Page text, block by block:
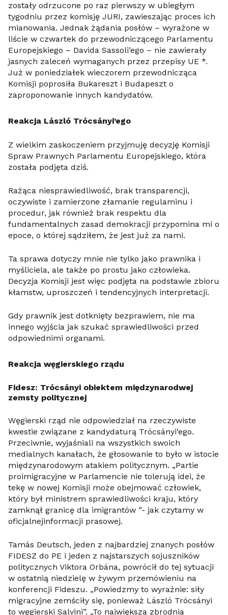
zostały odrzucone po raz pierwszy w ubiegłym
tygodniu przez komisję JURI, zawieszając proces ich
mianowania. Jednak żądania posłów – wyrażone w
liście w czwartek do przewodniczącego Parlamentu
Europejskiego – Davida Sassoli’ego – nie zawierały
jasnych zaleceń wymaganych przez przepisy UE *.
Już w poniedziałek wieczorem przewodnicząca
Komisji poprosiła Bukareszt i Budapeszt o
zaproponowanie innych kandydatów.
Reakcja László Trócsányi’ego
Z wielkim zaskoczeniem przyjmuję decyzję Komisji
Spraw Prawnych Parlamentu Europejskiego, która
została podjęta dziś.
Rażąca niesprawiedliwość, brak transparencji,
oczywiste i zamierzone złamanie regulaminu i
procedur, jak również brak respektu dla
fundamentalnych zasad demokracji przypomina mi o
epoce, o której sądziłem, że jest już za nami.
Ta sprawa dotyczy mnie nie tylko jako prawnika i
myśliciela, ale także po prostu jako człowieka.
Decyzja Komisji jest więc podjęta na podstawie zbioru
kłamstw, uproszczeń i tendencyjnych interpretacji.
Gdy prawnik jest dotknięty bezprawiem, nie ma
innego wyjścia jak szukać sprawiedliwości przed
odpowiednimi organami.
Reakcja węgierskiego rządu
Fidesz: Trócsányi obiektem międzynarodwej
zemsty politycznej
Węgierski rząd nie odpowiedział na rzeczywiste
kwestie związane z kandydaturą Trócsányi’ego.
Przeciwnie, wyjaśniali na wszystkich swoich
medialnych kanałach, że głosowanie to było w istocie
międzynarodowym atakiem politycznym. „Partie
proimigracyjne w Parlamencie nie tolerują idei, że
tekę w nowej Komisji może obejmować człowiek,
który był ministrem sprawiedliwości kraju, który
zamknął granicę dla imigrantów ”- jak czytamy w
oficjalnejinformacji prasowej.
Tamás Deutsch, jeden z najbardziej znanych posłów
FIDESZ do PE i jeden z najstarszych sojuszników
politycznych Viktora Orbána, powrócił do tej sytuacji
w ostatnią niedzielę w żywym przemówieniu na
konferencji Fideszu. „Powiedzmy to wyraźnie: siły
migracyjne zemściły się, ponieważ László Trócsányi
to węgierski Salvini”. „To największa zbrodnia